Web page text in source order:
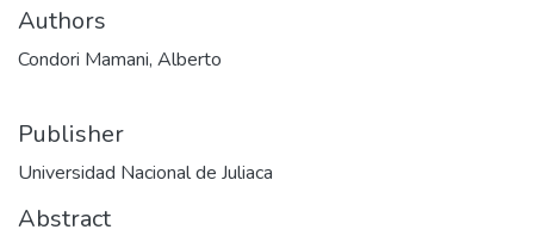
Authors
Condori Mamani, Alberto
Publisher
Universidad Nacional de Juliaca
Abstract